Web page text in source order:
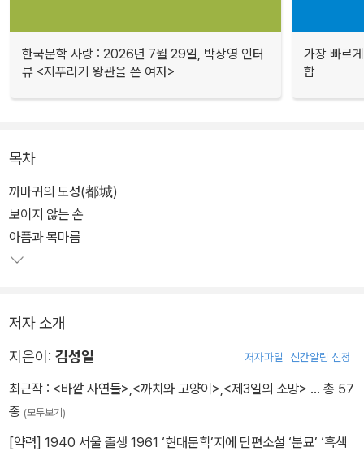
한국문학 사랑 : 2026년 7월 29일, 박상영 인터
뷰 <지푸라기 왕관을 쓴 여자>
가장 빠르
합
목차
까마귀의 도성(都城)
보이지 않는 손
아픔과 목마름
저자 소개
지은이: 김성일 저자파일 신간알림 신청
최근작 : <바깥 사연들> <까치와 고양이> <제3일의 소망> … 총 57
종 (모두보기)
[약력] 1940 서울 출생 1961 ‘현대문학’지에 단편소설 ‘분묘’ ‘흑색